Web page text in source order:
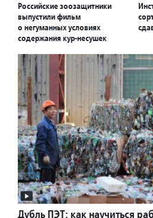
Российские зоозащитники
выпустили фильм
о негуманных условиях
содержания кур-несушек
Дубль ПЭТ: как научиться